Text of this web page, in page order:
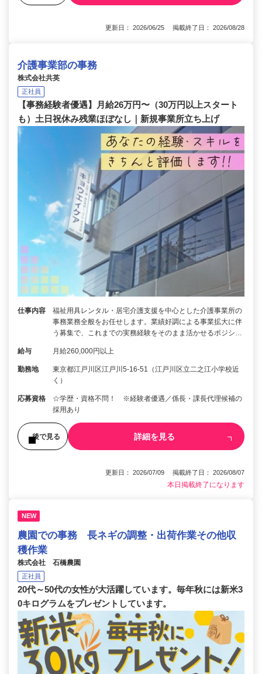
更新日： 2026/06/25 掲載終了日： 2026/08/28
介護事業部の事務
株式会社共英
正社員
【事務経験者優遇】月給26万円〜（30万円以上スタート
も）土日祝休み残業ほぼなし｜新規事業所立ち上げ
仕事内容
福祉用具レンタル・居宅介護支援を中心とした介護事業所の
事務業務全般をお任せします。業績好調による事業拡大に伴
う募集で、これまでの実務経験をそのまま活かせるポジシ…
給与 月給260,000円以上
勤務地
東京都江戸川区江戸川5-16-51（江戸川区立二之江小学校近
く）
応募資格
☆学歴・資格不問！ ※経験者優遇／係長・課長代理候補の
採用あり
後で見る 詳細を見る
更新日： 2026/07/09 掲載終了日： 2026/08/07
本日掲載終了になります
NEW
農園での事務 長ネギの調整・出荷作業その他収
穫作業
株式会社 石橋農園
正社員
20代～50代の女性が大活躍しています。毎年秋には新米3
0キログラムをプレゼントしています。